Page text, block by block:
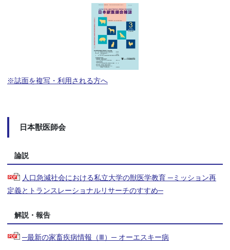
※誌面を複写・利用される方へ
日本獣医師会
論説
人口急減社会における私立大学の獣医学教育 ─ミッション再
定義とトランスレーショナルリサーチのすすめ─
解説・報告
─最新の家畜疾病情報（Ⅲ）─ オーエスキー病